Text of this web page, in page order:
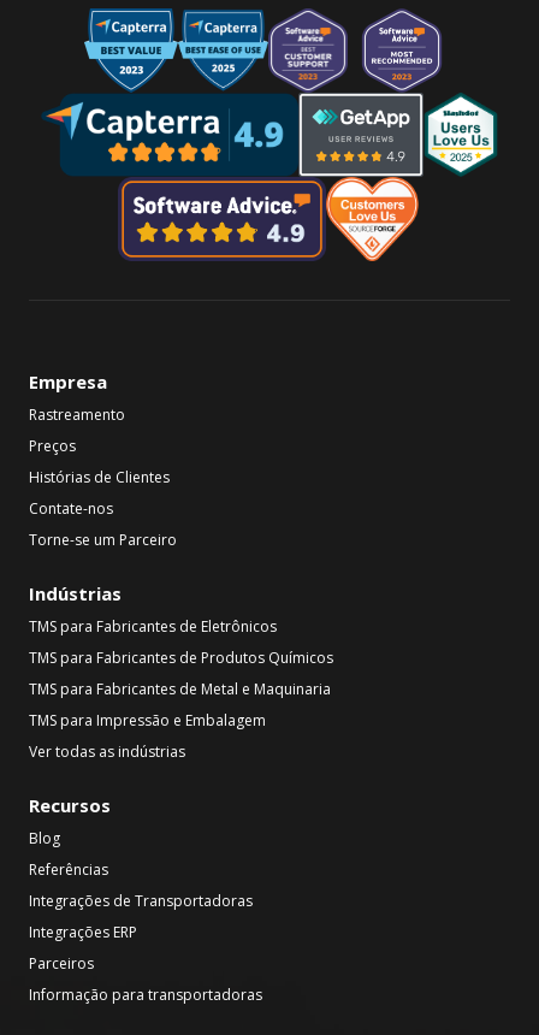
Empresa
Rastreamento
Preços
Histórias de Clientes
Contate-nos
Torne-se um Parceiro
Indústrias
TMS para Fabricantes de Eletrônicos
TMS para Fabricantes de Produtos Químicos
TMS para Fabricantes de Metal e Maquinaria
TMS para Impressão e Embalagem
Ver todas as indústrias
Recursos
Blog
Referências
Integrações de Transportadoras
Integrações ERP
Parceiros
Informação para transportadoras